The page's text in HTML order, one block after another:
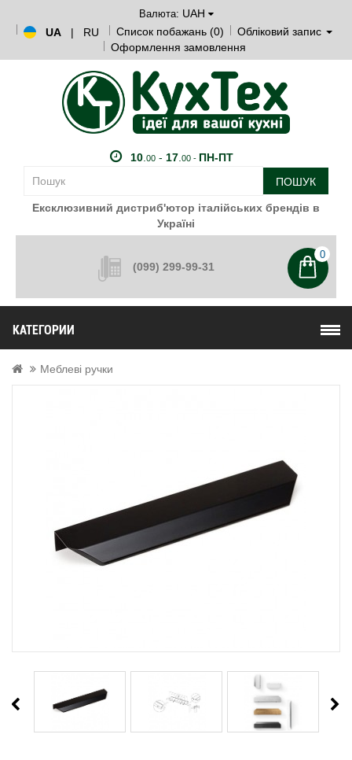
Валюта: UAH
UA
| RU Список побажань (0)
Обліковий запис
Оформлення замовлення
10. 00- 17. 00 - ПН-ПТ
ПОШУК
Ексклюзивний дистриб'ютор італійських брендів в
Україні
(099) 299-99-31
0
КАТЕГОРИИ
Меблеві ручки